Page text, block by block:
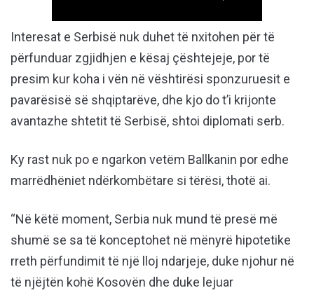
Interesat e Serbisë nuk duhet të nxitohen për të
përfunduar zgjidhjen e kësaj çështejeje, por të
presim kur koha i vën në vështirësi sponzuruesit e
pavarësisë së shqiptarëve, dhe kjo do t’i krijonte
avantazhe shtetit të Serbisë, shtoi diplomati serb.
Ky rast nuk po e ngarkon vetëm Ballkanin por edhe
marrëdhëniet ndërkombëtare si tërësi, thotë ai.
“Në këtë moment, Serbia nuk mund të presë më
shumë se sa të konceptohet në mënyrë hipotetike
rreth përfundimit të një lloj ndarjeje, duke njohur në
të njëjtën kohë Kosovën dhe duke lejuar